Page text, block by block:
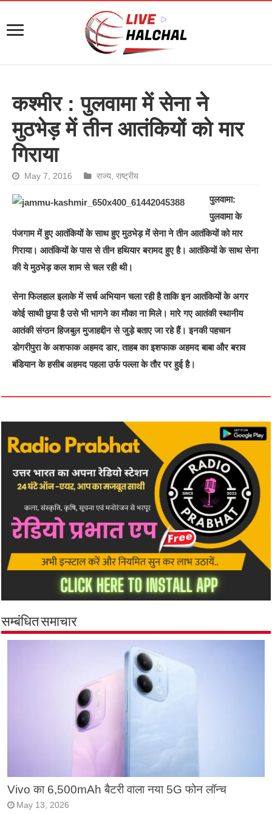
कश्मीर : पुलवामा में सेना ने
मुठभेड़ में तीन आतंकियों को मार
गिराया
May 7, 2016 राज्य ,राष्ट्रीय
पुलवामा:
पुलवामा के
पंजगाम में हुए आतंकियों के साथ हुए मुठभेड़ में सेना ने तीन आतंकियों को मार
गिराया। आतंकियों के पास से तीन हथियार बरामद हुए है। आतंकियों के साथ सेना
की ये मुठभेड़ कल शाम से चल रही थी।
सेना फिलहाल इलाके में सर्च अभियान चला रही है ताकि इन आतंकियों के अगर
कोई साथी छुपा है उसे भी भागने का मौका ना मिले। मारे गए आतंकी स्थानीय
आतंकी संग्ठन हिजबुल मुजाहद्दीन से जुड़े बताए जा रहे हैं। इनकी पहचान
डोगरीपुरा के अशफाक अहमद डार, ताहब का इशफाक अहमद बाबा और बराव
बंडियान के हसीब अहमद पहला उर्फ पल्ला के तौर पर हुई है।
सम्बंधित समाचार
Vivo का 6,500mAh बैटरी वाला नया 5G फोन लॉन्च
May 13, 2026